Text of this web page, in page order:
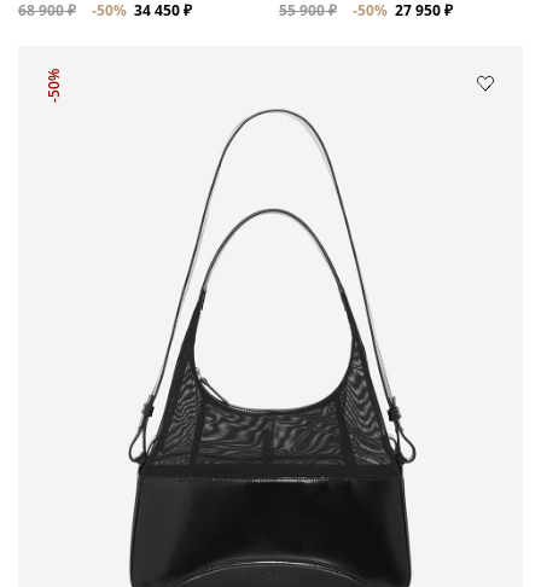
68 900 ₽ -50% 34 450 ₽ 55 900 ₽ -50% 27 950 ₽
-50%